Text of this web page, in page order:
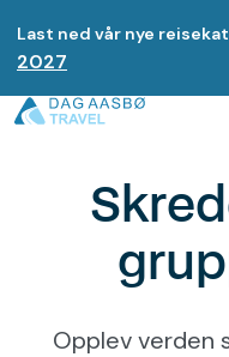
Last ned vår nye
2027
Forsiden>Skreddersydde
Opplev verden